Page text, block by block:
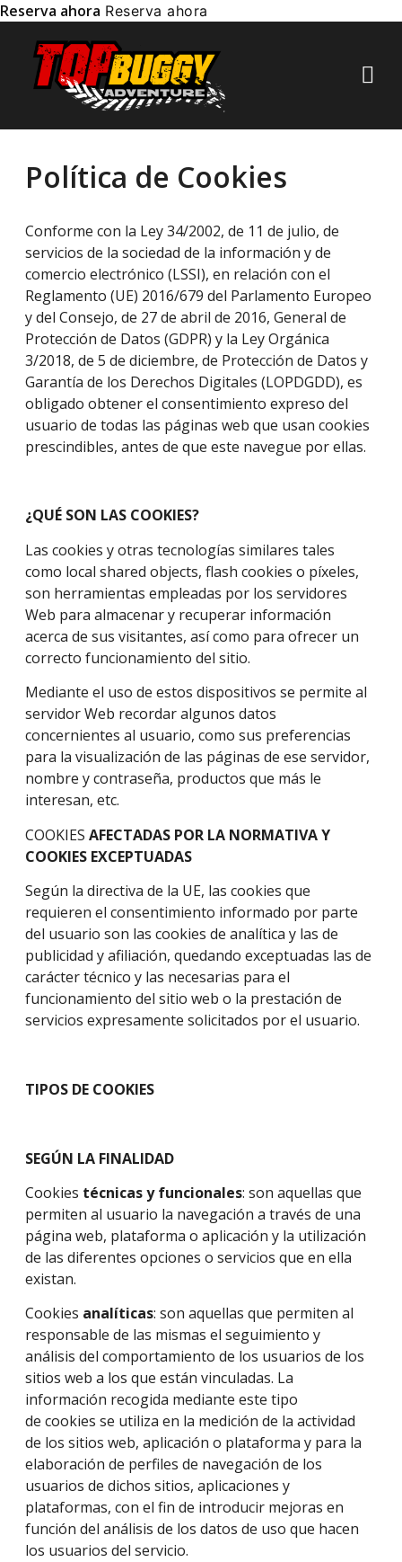
Reserva ahora Reserva ahora
Política de Cookies
Conforme con la Ley 34/2002, de 11 de julio, de
servicios de la sociedad de la información y de
comercio electrónico (LSSI), en relación con el
Reglamento (UE) 2016/679 del Parlamento Europeo
y del Consejo, de 27 de abril de 2016, General de
Protección de Datos (GDPR) y la Ley Orgánica
3/2018, de 5 de diciembre, de Protección de Datos y
Garantía de los Derechos Digitales (LOPDGDD), es
obligado obtener el consentimiento expreso del
usuario de todas las páginas web que usan cookies
prescindibles, antes de que este navegue por ellas.
¿QUÉ SON LAS COOKIES?
Las cookies y otras tecnologías similares tales
como local shared objects, flash cookies o píxeles,
son herramientas empleadas por los servidores
Web para almacenar y recuperar información
acerca de sus visitantes, así como para ofrecer un
correcto funcionamiento del sitio.
Mediante el uso de estos dispositivos se permite al
servidor Web recordar algunos datos
concernientes al usuario, como sus preferencias
para la visualización de las páginas de ese servidor,
nombre y contraseña, productos que más le
interesan, etc.
COOKIES AFECTADAS POR LA NORMATIVA Y
COOKIES EXCEPTUADAS
Según la directiva de la UE, las cookies que
requieren el consentimiento informado por parte
del usuario son las cookies de analítica y las de
publicidad y afiliación, quedando exceptuadas las de
carácter técnico y las necesarias para el
funcionamiento del sitio web o la prestación de
servicios expresamente solicitados por el usuario.
TIPOS DE COOKIES
SEGÚN LA FINALIDAD
Cookies técnicas y funcionales: son aquellas que
permiten al usuario la navegación a través de una
página web, plataforma o aplicación y la utilización
de las diferentes opciones o servicios que en ella
existan.
Cookies analíticas: son aquellas que permiten al
responsable de las mismas el seguimiento y
análisis del comportamiento de los usuarios de los
sitios web a los que están vinculadas. La
información recogida mediante este tipo
de cookies se utiliza en la medición de la actividad
de los sitios web, aplicación o plataforma y para la
elaboración de perfiles de navegación de los
usuarios de dichos sitios, aplicaciones y
plataformas, con el fin de introducir mejoras en
función del análisis de los datos de uso que hacen
los usuarios del servicio.